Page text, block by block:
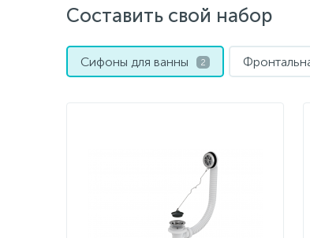
Составить свой набор
Сифоны для ванны 2